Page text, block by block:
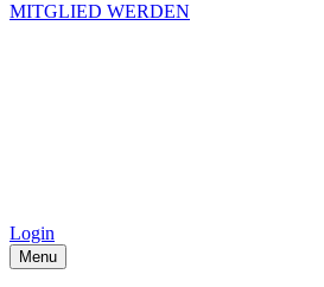
MITGLIED WERDEN
Login
Menu